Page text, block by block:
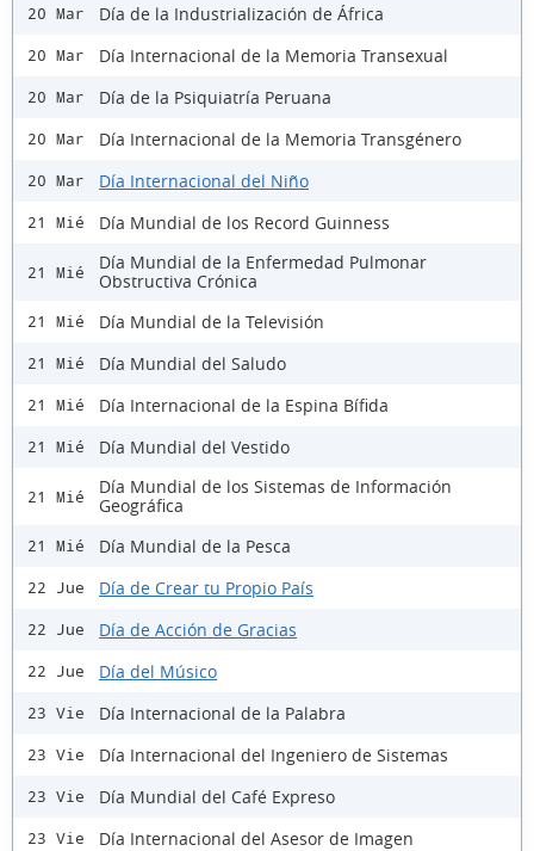
20 Mar Día de la Industrialización de África
20 Mar Día Internacional de la Memoria Transexual
20 Mar Día de la Psiquiatría Peruana
20 Mar Día Internacional de la Memoria Transgénero
20 Mar Día Internacional del Niño
21 Mié Día Mundial de los Record Guinness
21 Mié
Día Mundial de la Enfermedad Pulmonar
Obstructiva Crónica
21 Mié Día Mundial de la Televisión
21 Mié Día Mundial del Saludo
21 Mié Día Internacional de la Espina Bífida
21 Mié Día Mundial del Vestido
21 Mié
Día Mundial de los Sistemas de Información
Geográfica
21 Mié Día Mundial de la Pesca
22 Jue Día de Crear tu Propio País
22 Jue Día de Acción de Gracias
22 Jue Día del Músico
23 Vie Día Internacional de la Palabra
23 Vie Día Internacional del Ingeniero de Sistemas
23 Vie Día Mundial del Café Expreso
23 Vie Día Internacional del Asesor de Imagen